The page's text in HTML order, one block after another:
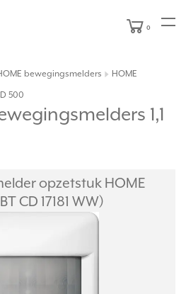
0
bewegingsmelders
HOME
500
1,1
opzetstuk HOME
CD 17181 WW)